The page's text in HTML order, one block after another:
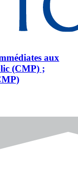
aux
(CMP) ;